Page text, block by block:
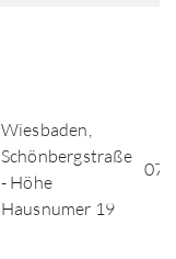
Wiesbaden,
Schönbergstraße
- Höhe
Hausnumer 19